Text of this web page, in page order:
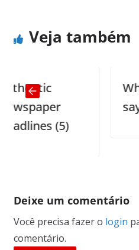
Veja também
(5)
say
Deixe um comentário
Você precisa fazer o login
comentário.